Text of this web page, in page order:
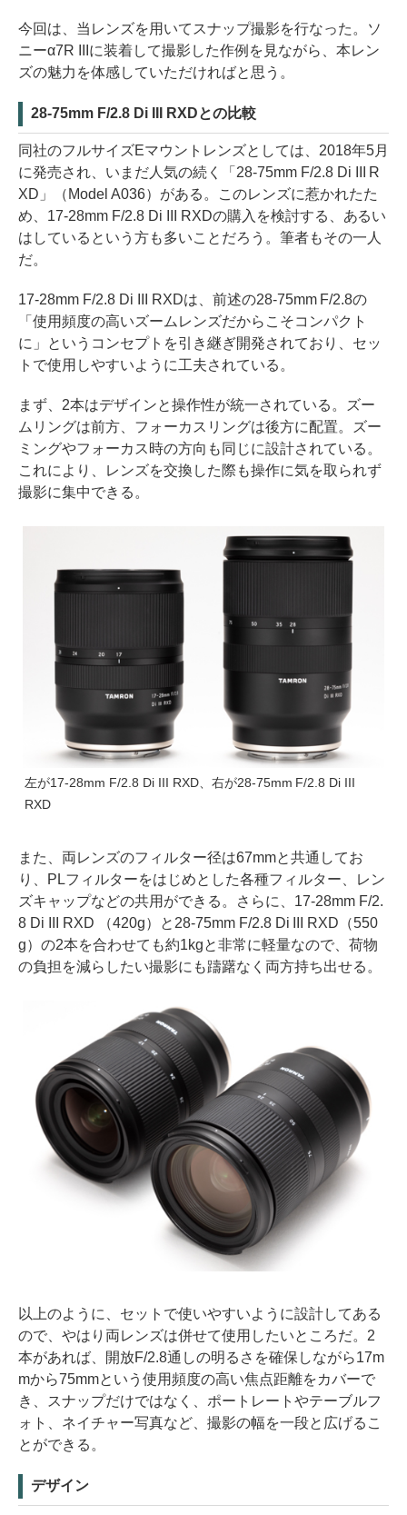
今回は、当レンズを用いてスナップ撮影を行なった。ソ
ニーα7R IIIに装着して撮影した作例を見ながら、本レン
ズの魅力を体感していただければと思う。
28-75mm F/2.8 Di III RXDとの比較
同社のフルサイズEマウントレンズとしては、2018年5月
に発売され、いまだ人気の続く「28-75mm F/2.8 Di III R
XD」（Model A036）がある。このレンズに惹かれたた
め、17-28mm F/2.8 Di III RXDの購入を検討する、あるい
はしているという方も多いことだろう。筆者もその一人
だ。
17-28mm F/2.8 Di III RXDは、前述の28-75mm F/2.8の
「使用頻度の高いズームレンズだからこそコンパクト
に」というコンセプトを引き継ぎ開発されており、セッ
トで使用しやすいように工夫されている。
まず、2本はデザインと操作性が統一されている。ズー
ムリングは前方、フォーカスリングは後方に配置。ズー
ミングやフォーカス時の方向も同じに設計されている。
これにより、レンズを交換した際も操作に気を取られず
撮影に集中できる。
左が17-28mm F/2.8 Di III RXD、右が28-75mm F/2.8 Di III
RXD
また、両レンズのフィルター径は67mmと共通してお
り、PLフィルターをはじめとした各種フィルター、レン
ズキャップなどの共用ができる。さらに、17-28mm F/2.
8 Di III RXD （420g）と28-75mm F/2.8 Di III RXD（550
g）の2本を合わせても約1kgと非常に軽量なので、荷物
の負担を減らしたい撮影にも躊躇なく両方持ち出せる。
以上のように、セットで使いやすいように設計してある
ので、やはり両レンズは併せて使用したいところだ。2
本があれば、開放F/2.8通しの明るさを確保しながら17m
mから75mmという使用頻度の高い焦点距離をカバーで
き、スナップだけではなく、ポートレートやテーブルフ
ォト、ネイチャー写真など、撮影の幅を一段と広げるこ
とができる。
デザイン